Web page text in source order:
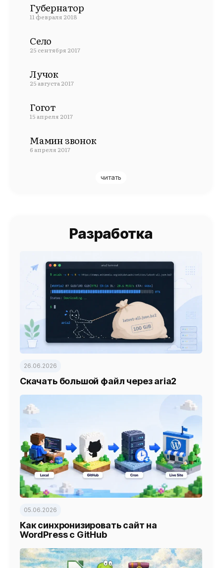
Губернатор
11 февраля 2018
Село
25 сентября 2017
Лучок
25 августа 2017
Гогот
15 апреля 2017
Мамин звонок
6 апреля 2017
читать
Разработка
26.06.2026
Скачать большой файл через aria2
05.06.2026
Как синхронизировать сайт на
WordPress с GitHub